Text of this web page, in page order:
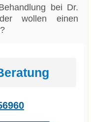
bei Dr.
wollen einen